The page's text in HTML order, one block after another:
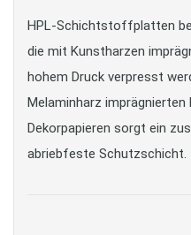
HPL-Schichtstoffplatten
die mit Kunstharzen
hohem Druck verpresst
Melaminharz imprägnierten
Dekorpapieren sorgt ein
abriebfeste Schutzschicht.